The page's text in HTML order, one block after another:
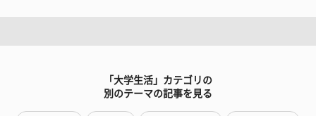
「大学生活」カテゴリの
別のテーマの記事を見る